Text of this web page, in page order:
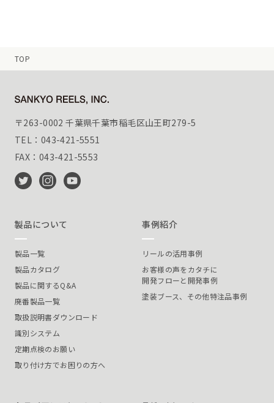
TOP
〒263-0002 千葉県千葉市稲毛区山王町279-5
TEL：043-421-5551
FAX：043-421-5553
製品について
製品一覧
製品カタログ
製品に関するQ&A
廃番製品一覧
取扱説明書ダウンロード
識別システム
定期点検のお願い
取り付け方でお困りの方へ
事例紹介
リールの活用事例
お客様の声をカタチに
開発フローと開発事例
塗装ブース、その他特注品事例